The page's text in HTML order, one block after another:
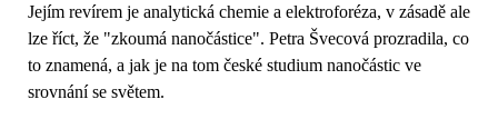
Jejím revírem je analytická chemie a elektroforéza, v zásadě ale
lze říct, že "zkoumá nanočástice". Petra Švecová prozradila, co
to znamená, a jak je na tom české studium nanočástic ve
srovnání se světem.